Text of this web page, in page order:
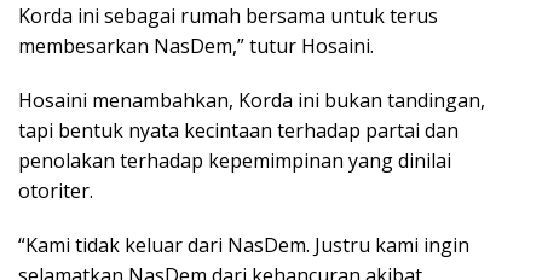
Korda ini sebagai rumah bersama untuk terus
membesarkan NasDem,” tutur Hosaini.
Hosaini menambahkan, Korda ini bukan tandingan,
tapi bentuk nyata kecintaan terhadap partai dan
penolakan terhadap kepemimpinan yang dinilai
otoriter.
“Kami tidak keluar dari NasDem. Justru kami ingin